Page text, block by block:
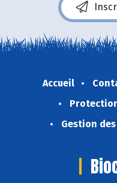
Accueil
Gestion